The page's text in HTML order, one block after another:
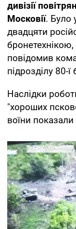
дивізії
Московії. Було
двадцяти
повідомив
підрозділу 80-
Наслідки
"хороших
воїни